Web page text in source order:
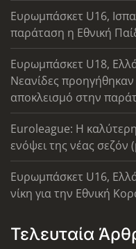
Ευρωμπάσκετ U16,
παράταση η Εθνική
Ευρωμπάσκετ U18,
Νεανίδες
αποκλεισμό στην
Euroleague: Η
ενόψει της νέας σεζόν
Ευρωμπάσκετ U16,
νίκη για την Εθνική
Τελευταία